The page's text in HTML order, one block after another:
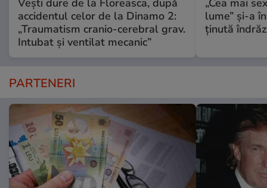
accidentul celor de la Dinamo 2:
„Traumatism cranio-cerebral grav.
Intubat și ventilat mecanic”
lume” și-a
ținută
PARTENERI